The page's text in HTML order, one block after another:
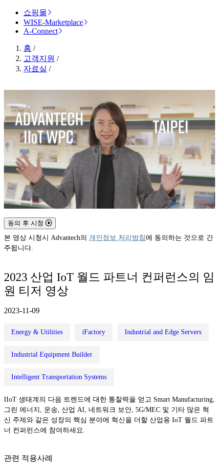
쇼핑몰
WISE-Marketplace
A-Connect
홈 /
고객지원 /
자료실 /
동의 후 시청
본 영상 시청시 Advantech의 개인정보 처리방침에 동의하는 것으로 간
주됩니다.
2023 산업 IoT 월드 파트너 컨퍼런스의 임
원 티저 영상
2023-11-09
Energy & Utilities iFactory Industrial and Edge Servers
Industrial Equipment Builder
Intelligent Transportation Systems
IIoT 생태계의 다음 트렌드에 대한 통찰력을 얻고 Smart Manufacturing,
그린 에너지, 운송, 산업 AI, 네트워크 보안, 5G/MEC 및 기타 많은 혁
신 주제와 같은 성장의 핵심 분야에 혁신을 더할 산업용 IoT 월드 파트
너 컨퍼런스에 참여하세요.
관련 적용사례